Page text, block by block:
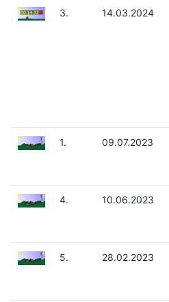
3. 14.03.2024
1. 09.07.2023
4. 10.06.2023
5. 28.02.2023